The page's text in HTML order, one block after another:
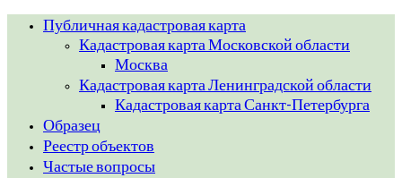
Публичная кадастровая карта
Кадастровая карта Московской области
Москва
Кадастровая карта Ленинградской области
Кадастровая карта Санкт-Петербурга
Образец
Реестр объектов
Частые вопросы